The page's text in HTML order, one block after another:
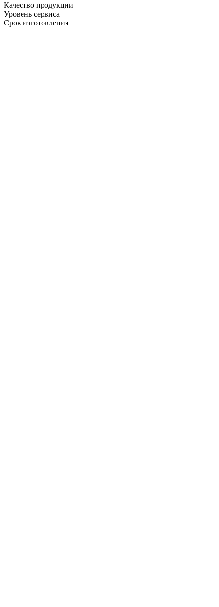
Качество продукции
Уровень сервиса
Срок изготовления